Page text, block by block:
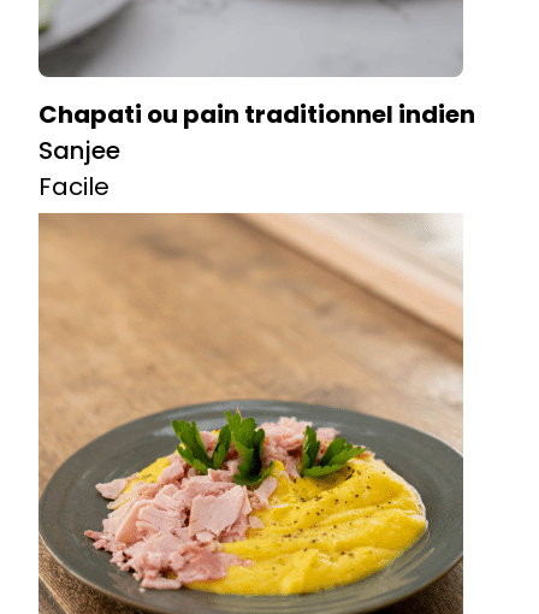
Chapati ou pain traditionnel indien
Sanjee
Facile